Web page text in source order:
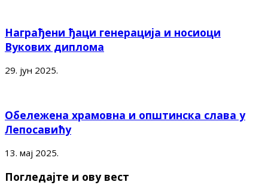
Награђени ђаци генерација и носиоци
Вукових диплома
29. јун 2025.
Обележена храмовна и општинска слава у
Лепосавићу
13. мај 2025.
Погледајте и ову вест